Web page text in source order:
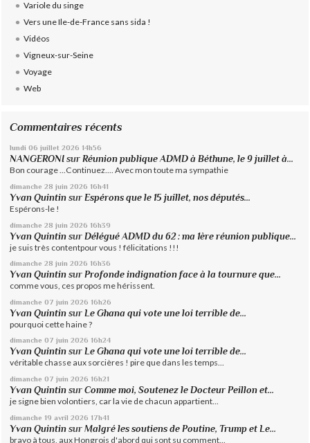
Variole du singe
Vers une Ile-de-France sans sida !
Vidéos
Vigneux-sur-Seine
Voyage
Web
Commentaires récents
lundi 06 juillet 2026 14h56
NANGERONI surRéunion publique ADMD à Béthune, le 9 juillet à...
Bon courage ...Continuez.... Avec mon toute ma sympathie
dimanche 28 juin 2026 16h41
Yvan Quintin surEspérons que le 15 juillet, nos députés...
Espérons-le !
dimanche 28 juin 2026 16h39
Yvan Quintin surDélégué ADMD du 62 : ma 1ère réunion publique...
je suis très contentpour vous ! félicitations !!!
dimanche 28 juin 2026 16h36
Yvan Quintin surProfonde indignation face à la tournure que...
comme vous, ces propos me hérissent.
dimanche 07 juin 2026 16h26
Yvan Quintin sur Le Ghana qui vote une loi terrible de...
pourquoi cette haine ?
dimanche 07 juin 2026 16h24
Yvan Quintin surLe Ghana qui vote une loi terrible de...
véritable chasse aux sorcières ! pire que dans les temps...
dimanche 07 juin 2026 16h21
Yvan Quintin surComme moi, Soutenez le Docteur Peillon et...
je signe bien volontiers, car la vie de chacun appartient...
dimanche 19 avril 2026 17h41
Yvan Quintin surMalgré les soutiens de Poutine, Trump et Le...
bravo à tous, aux Hongrois d'abord qui sont su comment...